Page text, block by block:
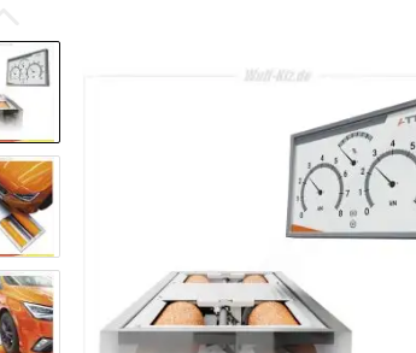
Passwort